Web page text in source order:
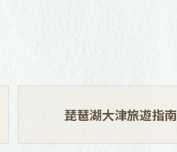
琵琶湖大津旅遊指南